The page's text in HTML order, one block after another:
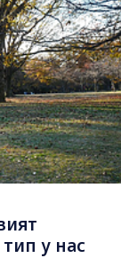
у нас